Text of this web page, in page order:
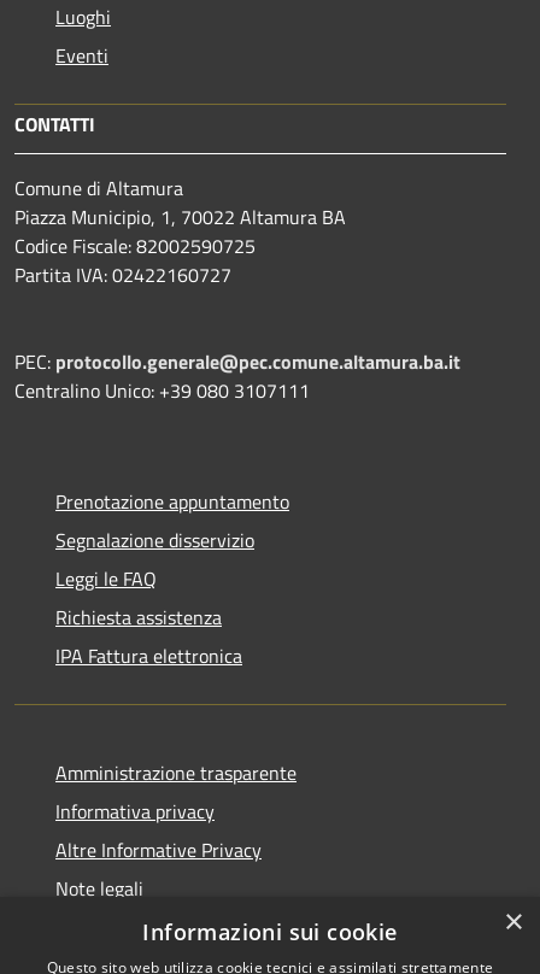
Luoghi
Eventi
CONTATTI
Comune di Altamura
Piazza Municipio, 1, 70022 Altamura BA
Codice Fiscale: 82002590725
Partita IVA: 02422160727
PEC: protocollo.generale@pec.comune.altamura.ba.it
Centralino Unico: +39 080 3107111
Prenotazione appuntamento
Segnalazione disservizio
Leggi le FAQ
Richiesta assistenza
IPA Fattura elettronica
Amministrazione trasparente
Informativa privacy
Altre Informative Privacy
Note legali
Dichiarazione di accessibilità
×
Informazioni sui cookie
Questo sito web utilizza cookie tecnici e assimilati strettamente